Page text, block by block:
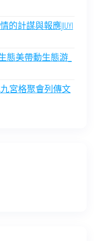
的計謀與報應JIUYI
態美帶動生態游_
宮格聚會列傳文